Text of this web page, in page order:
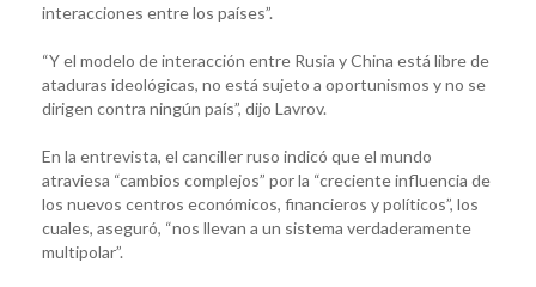
interacciones entre los países”.
“Y el modelo de interacción entre Rusia y China está libre de
ataduras ideológicas, no está sujeto a oportunismos y no se
dirigen contra ningún país”, dijo Lavrov.
En la entrevista, el canciller ruso indicó que el mundo
atraviesa “cambios complejos” por la “creciente influencia de
los nuevos centros económicos, financieros y políticos”, los
cuales, aseguró, “nos llevan a un sistema verdaderamente
multipolar”.